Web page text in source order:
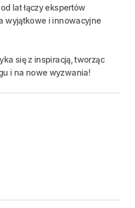
lat łączy ekspertów
wyjątkowe i innowacyjne
się z inspiracją, tworząc
i na nowe wyzwania!